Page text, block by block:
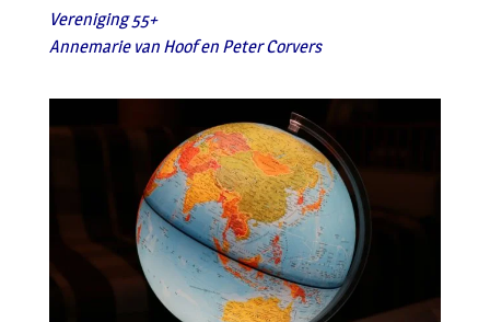
Vereniging 55+
Annemarie van Hoof en Peter Corvers